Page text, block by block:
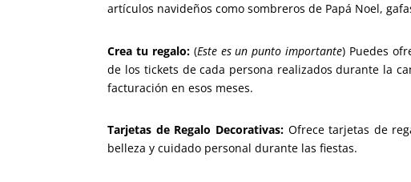
artículos navideños como sombreros de Papá Noel,
Crea tu regalo: (Este es un punto importante) Puedes
de los tickets de cada persona realizados durante la
facturación en esos meses.
Tarjetas de Regalo Decorativas: Ofrece tarjetas de
belleza y cuidado personal durante las fiestas.